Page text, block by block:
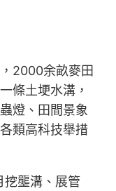
2000余畝麥田
條土埂水溝，
燈、田間景象
類高科技舉措
挖壟溝、展管